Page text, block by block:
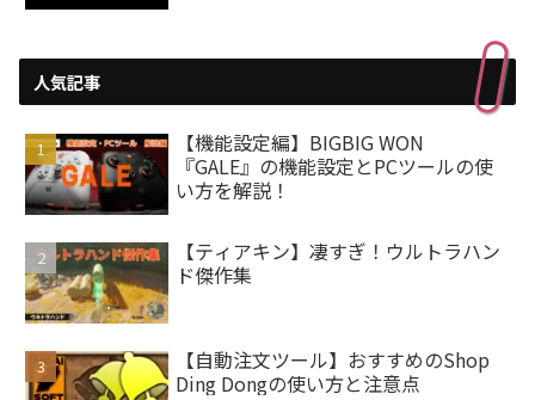
人気記事
【機能設定編】BIGBIG WON
『GALE』の機能設定とPCツールの使
い方を解説！
【ティアキン】凄すぎ！ウルトラハン
ド傑作集
【自動注文ツール】おすすめのShop
Ding Dongの使い方と注意点